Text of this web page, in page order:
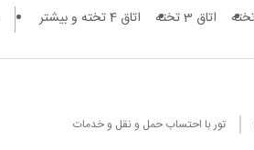
اتاق 3 تخته اتاق 4 تخته و بیشتر
تور با احتساب حمل و نقل و خدمات